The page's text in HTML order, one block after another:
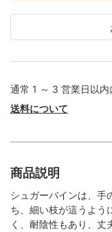
通常 1 ～ 3 営業日以内
送料について
商品説明
シュガーバインは、手
ち、細い枝が這うよう
く、耐陰性もあり、丈